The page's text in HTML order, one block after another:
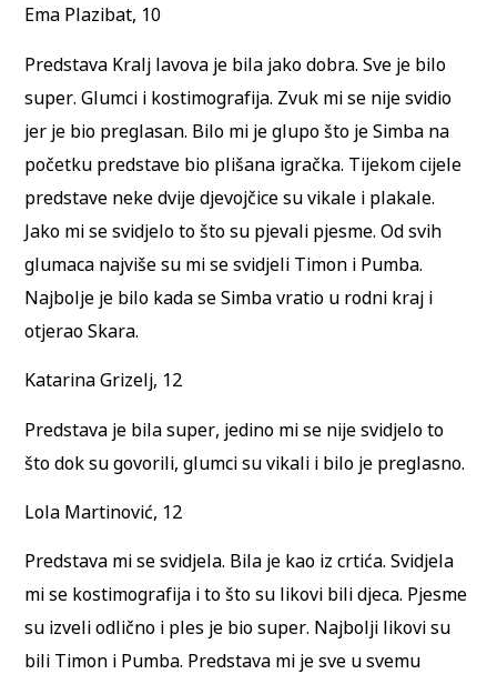
Ema Plazibat, 10
Predstava Kralj lavova je bila jako dobra. Sve je bilo
super. Glumci i kostimografija. Zvuk mi se nije svidio
jer je bio preglasan. Bilo mi je glupo što je Simba na
početku predstave bio plišana igračka. Tijekom cijele
predstave neke dvije djevojčice su vikale i plakale.
Jako mi se svidjelo to što su pjevali pjesme. Od svih
glumaca najviše su mi se svidjeli Timon i Pumba.
Najbolje je bilo kada se Simba vratio u rodni kraj i
otjerao Skara.
Katarina Grizelj, 12
Predstava je bila super, jedino mi se nije svidjelo to
što dok su govorili, glumci su vikali i bilo je preglasno.
Lola Martinović, 12
Predstava mi se svidjela. Bila je kao iz crtića. Svidjela
mi se kostimografija i to što su likovi bili djeca. Pjesme
su izveli odlično i ples je bio super. Najbolji likovi su
bili Timon i Pumba. Predstava mi je sve u svemu